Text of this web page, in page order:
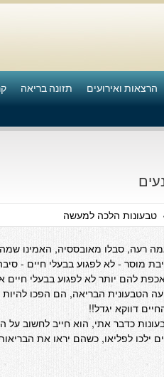
הרצאות ואירועים תזונה בריאה
טבעונות הלכה למעשה
רעה, סבלו מאובססיה, האמינו
מוסר - לא לפגוע בבעלי חיים - סיבה
להם יותר לא לפגוע בבעלי חיים
הטבעונית הבריאה, הם הפכו
דווקא יגדל!!
כדבר אתי, הוא חייב לחשוב על
ילכו לפליאו, כשהם יראו את